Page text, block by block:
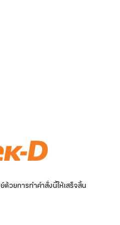
วยการทำคำสั่งนี้ให้เสร็จสิ้น